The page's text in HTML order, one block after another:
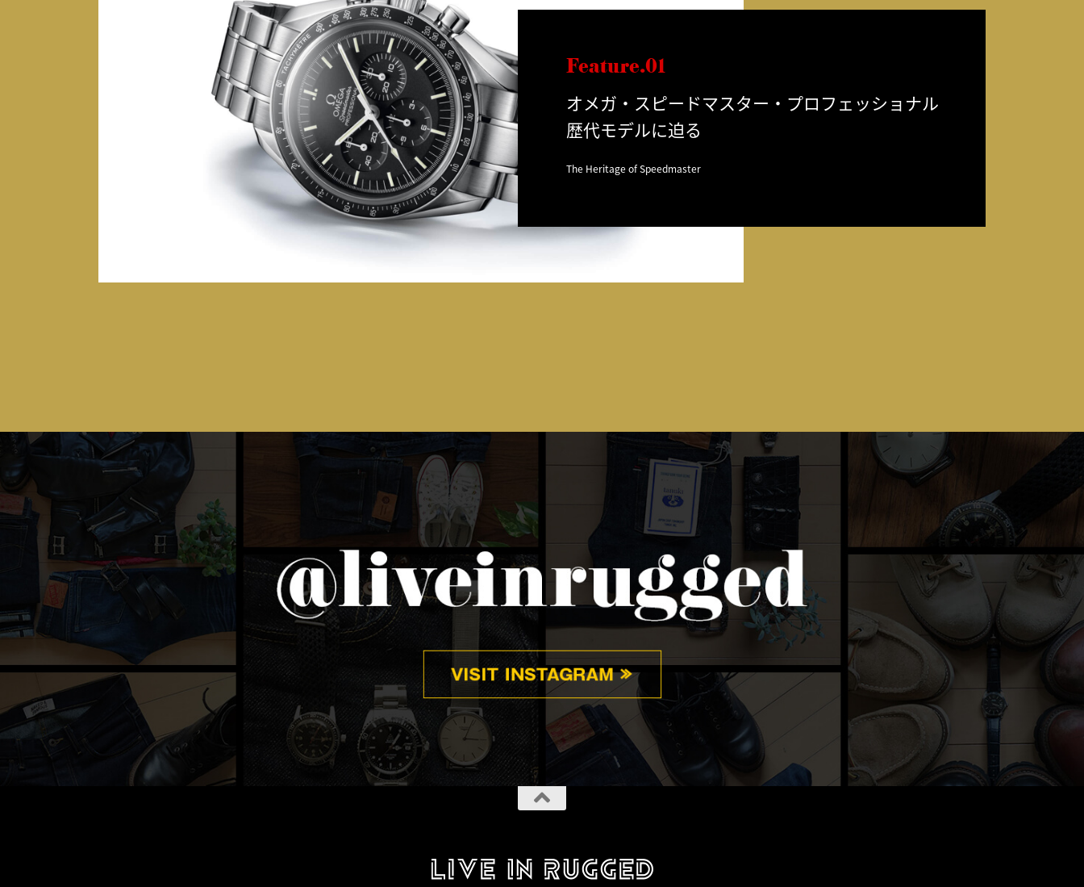
Feature.01
オメガ・スピードマスター・プロフェッショナル
歴代モデルに迫る
The Heritage of Speedmaster